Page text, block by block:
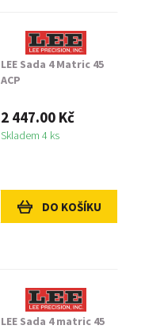
LEE Sada 4 Matric 45
ACP
2 447.00 Kč
Skladem 4 ks
DO KOŠÍKU
LEE Sada 4 matric 45